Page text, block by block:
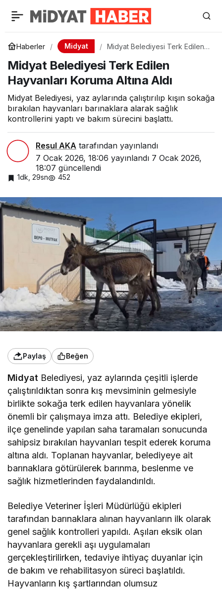
Haberler Midyat
Midyat Belediyesi Terk Edilen
Midyat Belediyesi Terk Edilen
Hayvanları Koruma Altına Aldı
Midyat Belediyesi, yaz aylarında çalıştırılıp kışın sokağa
bırakılan hayvanları barınaklara alarak sağlık
kontrollerini yaptı ve bakım sürecini başlattı.
Resul AKA tarafından yayınlandı
7 Ocak 2026, 18:06 yayınlandı 7 Ocak 2026,
18:07 güncellendi
1dk, 29sn 452
Paylaş Beğen
Midyat Belediyesi, yaz aylarında çeşitli işlerde
çalıştırıldıktan sonra kış mevsiminin gelmesiyle
birlikte sokağa terk edilen hayvanlara yönelik
önemli bir çalışmaya imza attı. Belediye ekipleri,
ilçe genelinde yapılan saha taramaları sonucunda
sahipsiz bırakılan hayvanları tespit ederek koruma
altına aldı. Toplanan hayvanlar, belediyeye ait
barınaklara götürülerek barınma, beslenme ve
sağlık hizmetlerinden faydalandırıldı.
Belediye Veteriner İşleri Müdürlüğü ekipleri
tarafından barınaklara alınan hayvanların ilk olarak
genel sağlık kontrolleri yapıldı. Aşıları eksik olan
hayvanlara gerekli aşı uygulamaları
gerçekleştirilirken, tedaviye ihtiyaç duyanlar için
de bakım ve rehabilitasyon süreci başlatıldı.
Hayvanların kış şartlarından olumsuz